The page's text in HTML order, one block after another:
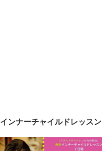
インナーチャイルドレッスン